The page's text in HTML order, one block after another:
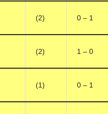
(2) 0 – 1
(2) 1 – 0
(1) 0 – 1